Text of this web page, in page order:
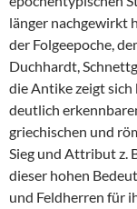
länger nachgewirkt
der Folgeepoche,
Duchhardt,
die Antike zeigt sich
deutlich
griechischen und
Sieg und Attribut z.
dieser hohen
und Feldherren für